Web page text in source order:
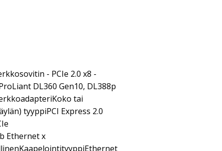
- PCIe 2.0 x8 -
DL360 Gen10, DL388p
tai
tyyppiPCI Express 2.0
Ethernet x